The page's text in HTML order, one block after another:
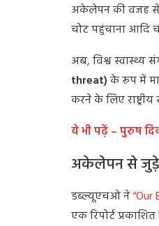
अकेलेपन की वजह से
चोट पहुंचाना आदि
अब, विश्व
threat)के रूप में
करने के लिए
ये भी पढ़ें – पुरुष
अकेलेपन से
डब्ल्यूएचओ ने“Our
एक रिपोर्ट